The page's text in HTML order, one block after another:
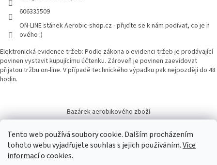
Tento web používá soubory cookie. Dalším procházením
tohoto webu vyjadřujete souhlas s jejich používáním.Více
informacío cookies.
606335509
ON-LINE stánek Aerobic-shop.cz - přijďte se k nám podívat, co je n
ového :)
Elektronická evidence tržeb: Podle zákona o evidenci tržeb je prodávající
povinen vystavit kupujícímu účtenku. Zároveň je povinen zaevidovat
přijatou tržbu on-line. V případě technického výpadku pak nejpozději do 48
hodin.
Bazárek aerobikového zboží